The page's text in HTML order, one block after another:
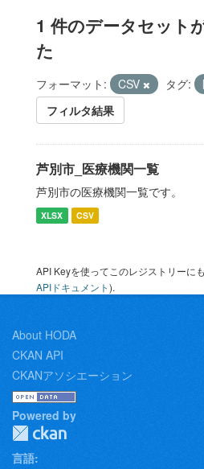
1 件のデータセット
た
フォーマット: CSV タグ:
フィルタ結果
芦別市_医療機関一覧
芦別市の医療機関一覧です。
XLSX CSV
API Keyを使ってこのレジストリーに
APIドキュメント).
About HODA
CKAN API
CKANアソシエーション
Powered by
言語